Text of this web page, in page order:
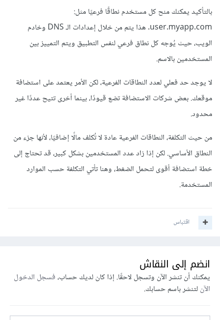
بالتأكيد يمكنك منح كل مستخدم نطاقًا فرعيًا مثل:
user.myapp.com. هذا يتم من خلال إعدادات الـ DNS وخادم
الويب، حيث يُوجه كل نطاق فرعي لنفس التطبيق ويتم التمييز بين
المستخدمين بالاسم.
لا يوجد حد فعلي لعدد النطاقات الفرعية، لكن الأمر يعتمد على استضافة
موقعك. بعض شركات الاستضافة تضع قيودًا، بينما أخرى تتيح عددًا غير
محدود.
من حيث التكلفة، النطاقات الفرعية عادة لا تُكلف مالًا إضافيًا، لأنها جزء من
النطاق الأساسي. لكن إذا زاد عدد المستخدمين بشكل كبير، قد تحتاج إلى
خطة استضافة أقوى لتحمل الضغط، وهنا تأتي التكلفة حسب الموارد
المستخدمة.
اقتباس
انضم إلى النقاش
يمكنك أن تنشر الآن وتسجل لاحقًا. إذا كان لديك حساب،فسجل الدخول
الآنلتنشر باسم حسابك.